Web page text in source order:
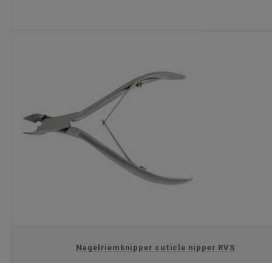
Nagelriemknipper cuticle nipper RVS